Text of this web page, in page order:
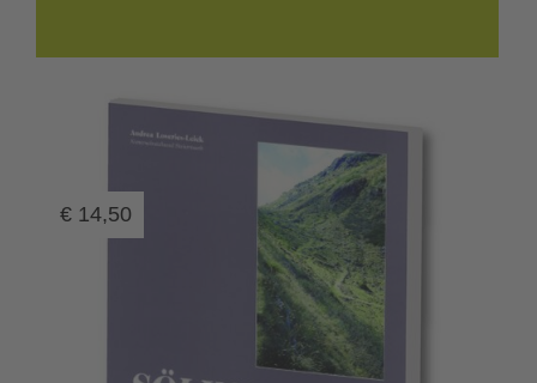
€ 14,50